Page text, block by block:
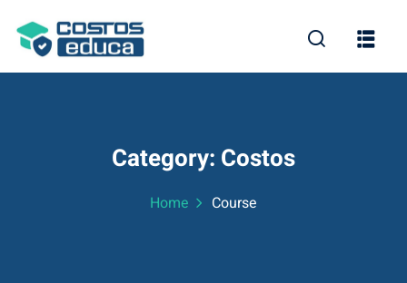
content
Category: Costos
Home Course